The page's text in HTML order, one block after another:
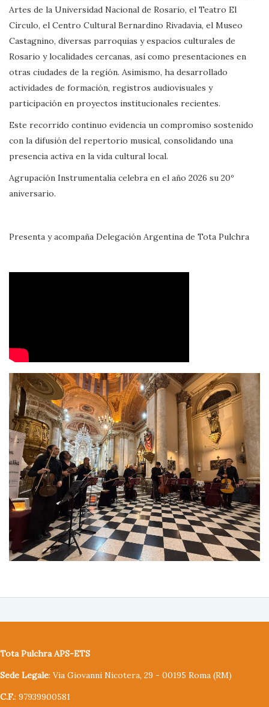
Artes de la Universidad Nacional de Rosario, el Teatro El
Círculo, el Centro Cultural Bernardino Rivadavia, el Museo
Castagnino, diversas parroquias y espacios culturales de
Rosario y localidades cercanas, así como presentaciones en
otras ciudades de la región. Asimismo, ha desarrollado
actividades de formación, registros audiovisuales y
participación en proyectos institucionales recientes.
Este recorrido continuo evidencia un compromiso sostenido
con la difusión del repertorio musical, consolidando una
presencia activa en la vida cultural local.
Agrupación Instrumentalia celebra en el año 2026 su 20º
aniversario.
Presenta y acompaña Delegación Argentina de Tota Pulchra
Tota Pulchra APS-ETS
Sede Legale: Via Giovanni Nicotera, 29 - 00195 Roma (RM)
C.F.: 97939900581